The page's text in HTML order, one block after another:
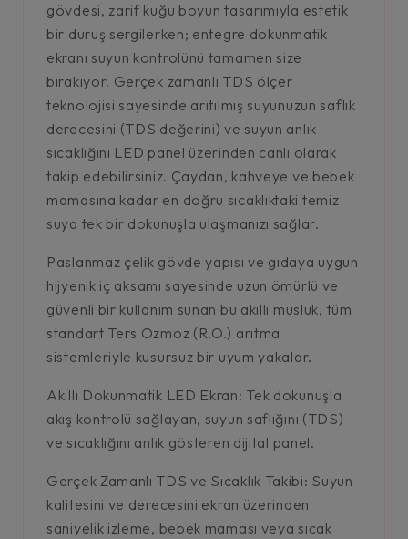
gövdesi, zarif kuğu boyun tasarımıyla estetik
bir duruş sergilerken; entegre dokunmatik
ekranı suyun kontrolünü tamamen size
bırakıyor. Gerçek zamanlı TDS ölçer
teknolojisi sayesinde arıtılmış suyunuzun saflık
derecesini (TDS değerini) ve suyun anlık
sıcaklığını LED panel üzerinden canlı olarak
takip edebilirsiniz. Çaydan, kahveye ve bebek
mamasına kadar en doğru sıcaklıktaki temiz
suya tek bir dokunuşla ulaşmanızı sağlar.
Paslanmaz çelik gövde yapısı ve gıdaya uygun
hijyenik iç aksamı sayesinde uzun ömürlü ve
güvenli bir kullanım sunan bu akıllı musluk, tüm
standart Ters Ozmoz (R.O.) arıtma
sistemleriyle kusursuz bir uyum yakalar.
Akıllı Dokunmatik LED Ekran: Tek dokunuşla
akış kontrolü sağlayan, suyun saflığını (TDS)
ve sıcaklığını anlık gösteren dijital panel.
Gerçek Zamanlı TDS ve Sıcaklık Takibi: Suyun
kalitesini ve derecesini ekran üzerinden
saniyelik izleme, bebek maması veya sıcak